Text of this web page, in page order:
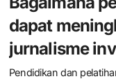
meningkat. Dengan
lebih cepat dan efisien.
mendistribusikan hasil
baik dapat melindungi
Jurnalis Independen